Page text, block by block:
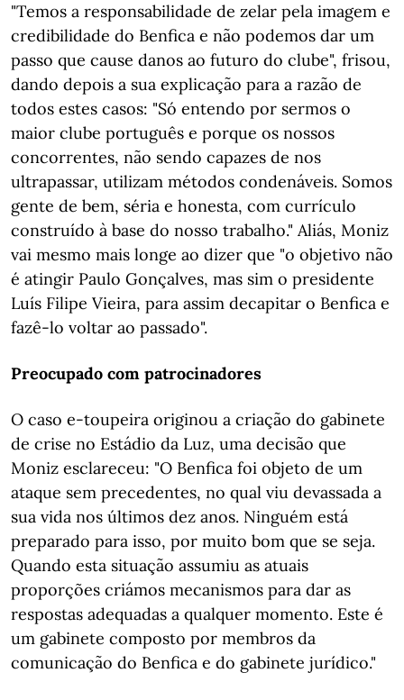
"Temos a responsabilidade de zelar pela imagem e
credibilidade do Benfica e não podemos dar um
passo que cause danos ao futuro do clube", frisou,
dando depois a sua explicação para a razão de
todos estes casos: "Só entendo por sermos o
maior clube português e porque os nossos
concorrentes, não sendo capazes de nos
ultrapassar, utilizam métodos condenáveis. Somos
gente de bem, séria e honesta, com currículo
construído à base do nosso trabalho." Aliás, Moniz
vai mesmo mais longe ao dizer que "o objetivo não
é atingir Paulo Gonçalves, mas sim o presidente
Luís Filipe Vieira, para assim decapitar o Benfica e
fazê-lo voltar ao passado".
Preocupado com patrocinadores
O caso e-toupeira originou a criação do gabinete
de crise no Estádio da Luz, uma decisão que
Moniz esclareceu: "O Benfica foi objeto de um
ataque sem precedentes, no qual viu devassada a
sua vida nos últimos dez anos. Ninguém está
preparado para isso, por muito bom que se seja.
Quando esta situação assumiu as atuais
proporções criámos mecanismos para dar as
respostas adequadas a qualquer momento. Este é
um gabinete composto por membros da
comunicação do Benfica e do gabinete jurídico."